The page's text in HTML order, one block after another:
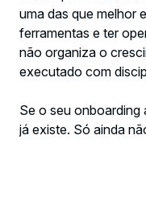
uma das que melhor
ferramentas e ter
não organiza o
executado com
Se o seu
já existe. Só ainda